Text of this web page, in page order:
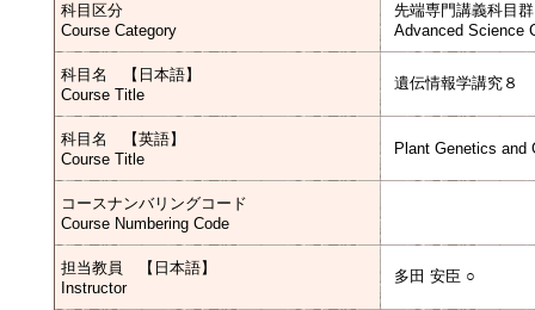
科目区分
Course Category
先端専門講義科目
Advanced Science
科目名 【日本語】
Course Title
遺伝情報学講究８
科目名 【英語】
Course Title
Plant Genetics and
コースナンバリングコード
Course Numbering Code
担当教員 【日本語】
Instructor
多田 安臣 ○